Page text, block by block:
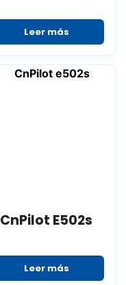
Leer más
CnPilot E502s
Leer más